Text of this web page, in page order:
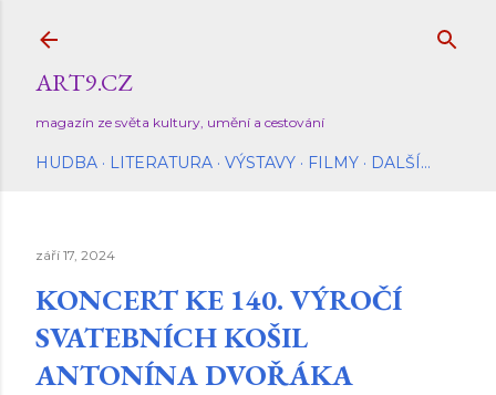
ART9.CZ
magazín ze světa kultury, umění a cestování
HUDBA LITERATURA VÝSTAVY FILMY DALŠÍ…
září 17, 2024
KONCERT KE 140. VÝROČÍ
SVATEBNÍCH KOŠIL
ANTONÍNA DVOŘÁKA